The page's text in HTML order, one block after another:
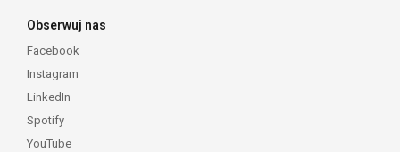
Obserwuj nas
Facebook
Instagram
LinkedIn
Spotify
YouTube